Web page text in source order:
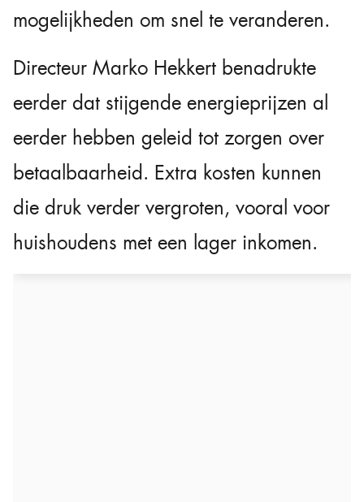
mogelijkheden om snel te veranderen.
Directeur Marko Hekkert benadrukte
eerder dat stijgende energieprijzen al
eerder hebben geleid tot zorgen over
betaalbaarheid. Extra kosten kunnen
die druk verder vergroten, vooral voor
huishoudens met een lager inkomen.